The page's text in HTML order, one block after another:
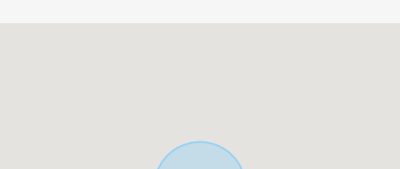
因為也接受需討論所以歡迎來電早熟。